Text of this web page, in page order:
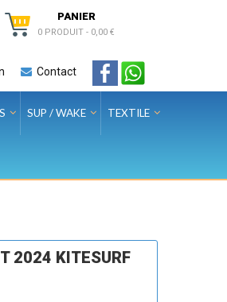
PANIER
0 PRODUIT - 0,00 €
Contact
SUP / WAKE TEXTILE
2024 KITESURF